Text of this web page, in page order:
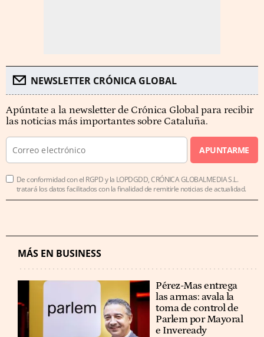
NEWSLETTER CRÓNICA GLOBAL
Apúntate a la newsletter de Crónica Global para recibir
las noticias más importantes sobre Cataluña.
APUNTARME
De conformidad con el RGPD y la LOPDGDD, CRÓNICA GLOBALMEDIA S.L.
tratará los datos facilitados con la finalidad de remitirle noticias de actualidad.
MÁS EN BUSINESS
Pérez-Mas entrega
las armas: avala la
toma de control de
Parlem por Mayoral
e Inveready